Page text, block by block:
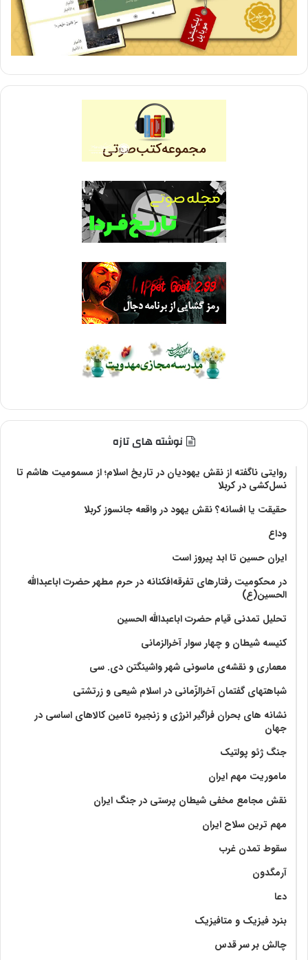
نوشته های تازه
روایتی ناگفته از نقش یهودیان در تاریخ اسلام؛ از مسمومیت هاشم تا
نسل‌کشی در کربلا
حقیقت یا افسانه؟‌ نقش یهود در واقعه جانسوز کربلا
وداع
ایران حسین تا ابد پیروز است
در محکومیت رفتارهای تفرقه‌افکنانه در حرم مطهر حضرت اباعبدالله
الحسین(ع)
تحلیل تمدنی قیام حضرت اباعبدالله الحسین
کنیسه شیطان و چهار سوار آخرالزمانی
معماری و نقشه‌ی ماسونی شهر واشينگتن دی. سی
شباهتهای گفتمان آخر‌الزّمانی در اسلام شیعی و زرتشتی
نشانه های بحران فراگیر انرژی و زنجیره تامین کالاهای اساسی در
جهان
جنگ ژئو پولتیک
ماموریت مهم ایران
نقش مجامع مخفی شیطان پرستی در جنگ ایران
مهم ترین سلاح ایران
سقوط تمدن غرب
آرمگدون
دعا
بنرد فیزیک و متافیزیک
چالش بر سر قدس